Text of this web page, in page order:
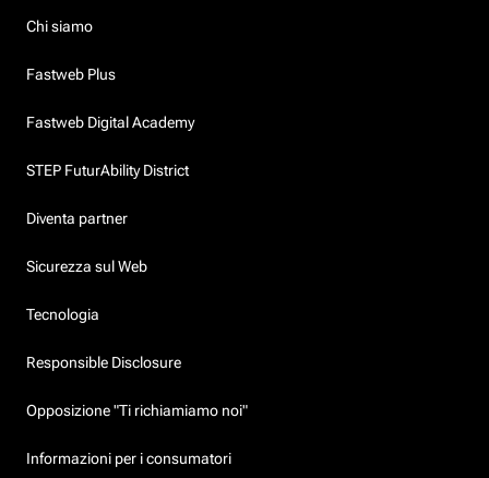
Chi siamo
Fastweb Plus
Fastweb Digital Academy
STEP FuturAbility District
Diventa partner
Sicurezza sul Web
Tecnologia
Responsible Disclosure
Opposizione "Ti richiamiamo noi"
Informazioni per i consumatori